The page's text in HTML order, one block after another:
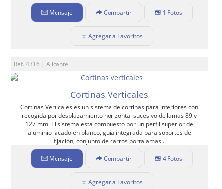
Mensaje Compartir 1 Fotos
☆ Agregar a Favoritos
Ref. 4316 | Alicante
Cortinas Verticales
Cortinas Verticales es un sistema de cortinas para interiores con
recogida por desplazamiento horizontal sucesivo de lamas 89 y
127 mm. El sistema esta compuesto por un perfil superior de
aluminio lacado en blanco, guía integrada para soportes de
fijación, conjunto de carros portalamas...
Mensaje Compartir 4 Fotos
☆ Agregar a Favoritos